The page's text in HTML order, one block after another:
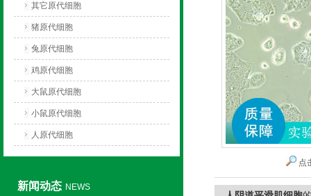
其它原代细胞
猪原代细胞
兔原代细胞
鸡原代细胞
大鼠原代细胞
小鼠原代细胞
人原代细胞
新闻动态 NEWS
点